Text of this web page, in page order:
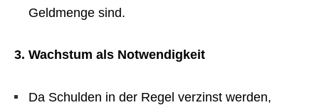
Geldmenge sind.
3. Wachstum als Notwendigkeit
Da Schulden in der Regel verzinst werden,